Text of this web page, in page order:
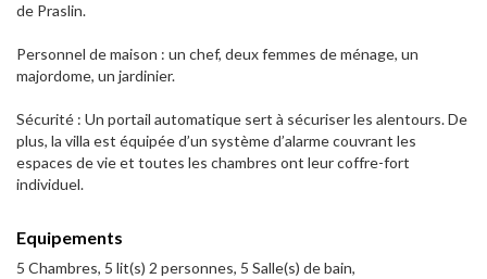
de Praslin.
Personnel de maison : un chef, deux femmes de ménage, un
majordome, un jardinier.
Sécurité : Un portail automatique sert à sécuriser les alentours. De
plus, la villa est équipée d’un système d’alarme couvrant les
espaces de vie et toutes les chambres ont leur coffre-fort
individuel.
Equipements
5 Chambres, 5 lit(s) 2 personnes, 5 Salle(s) de bain,